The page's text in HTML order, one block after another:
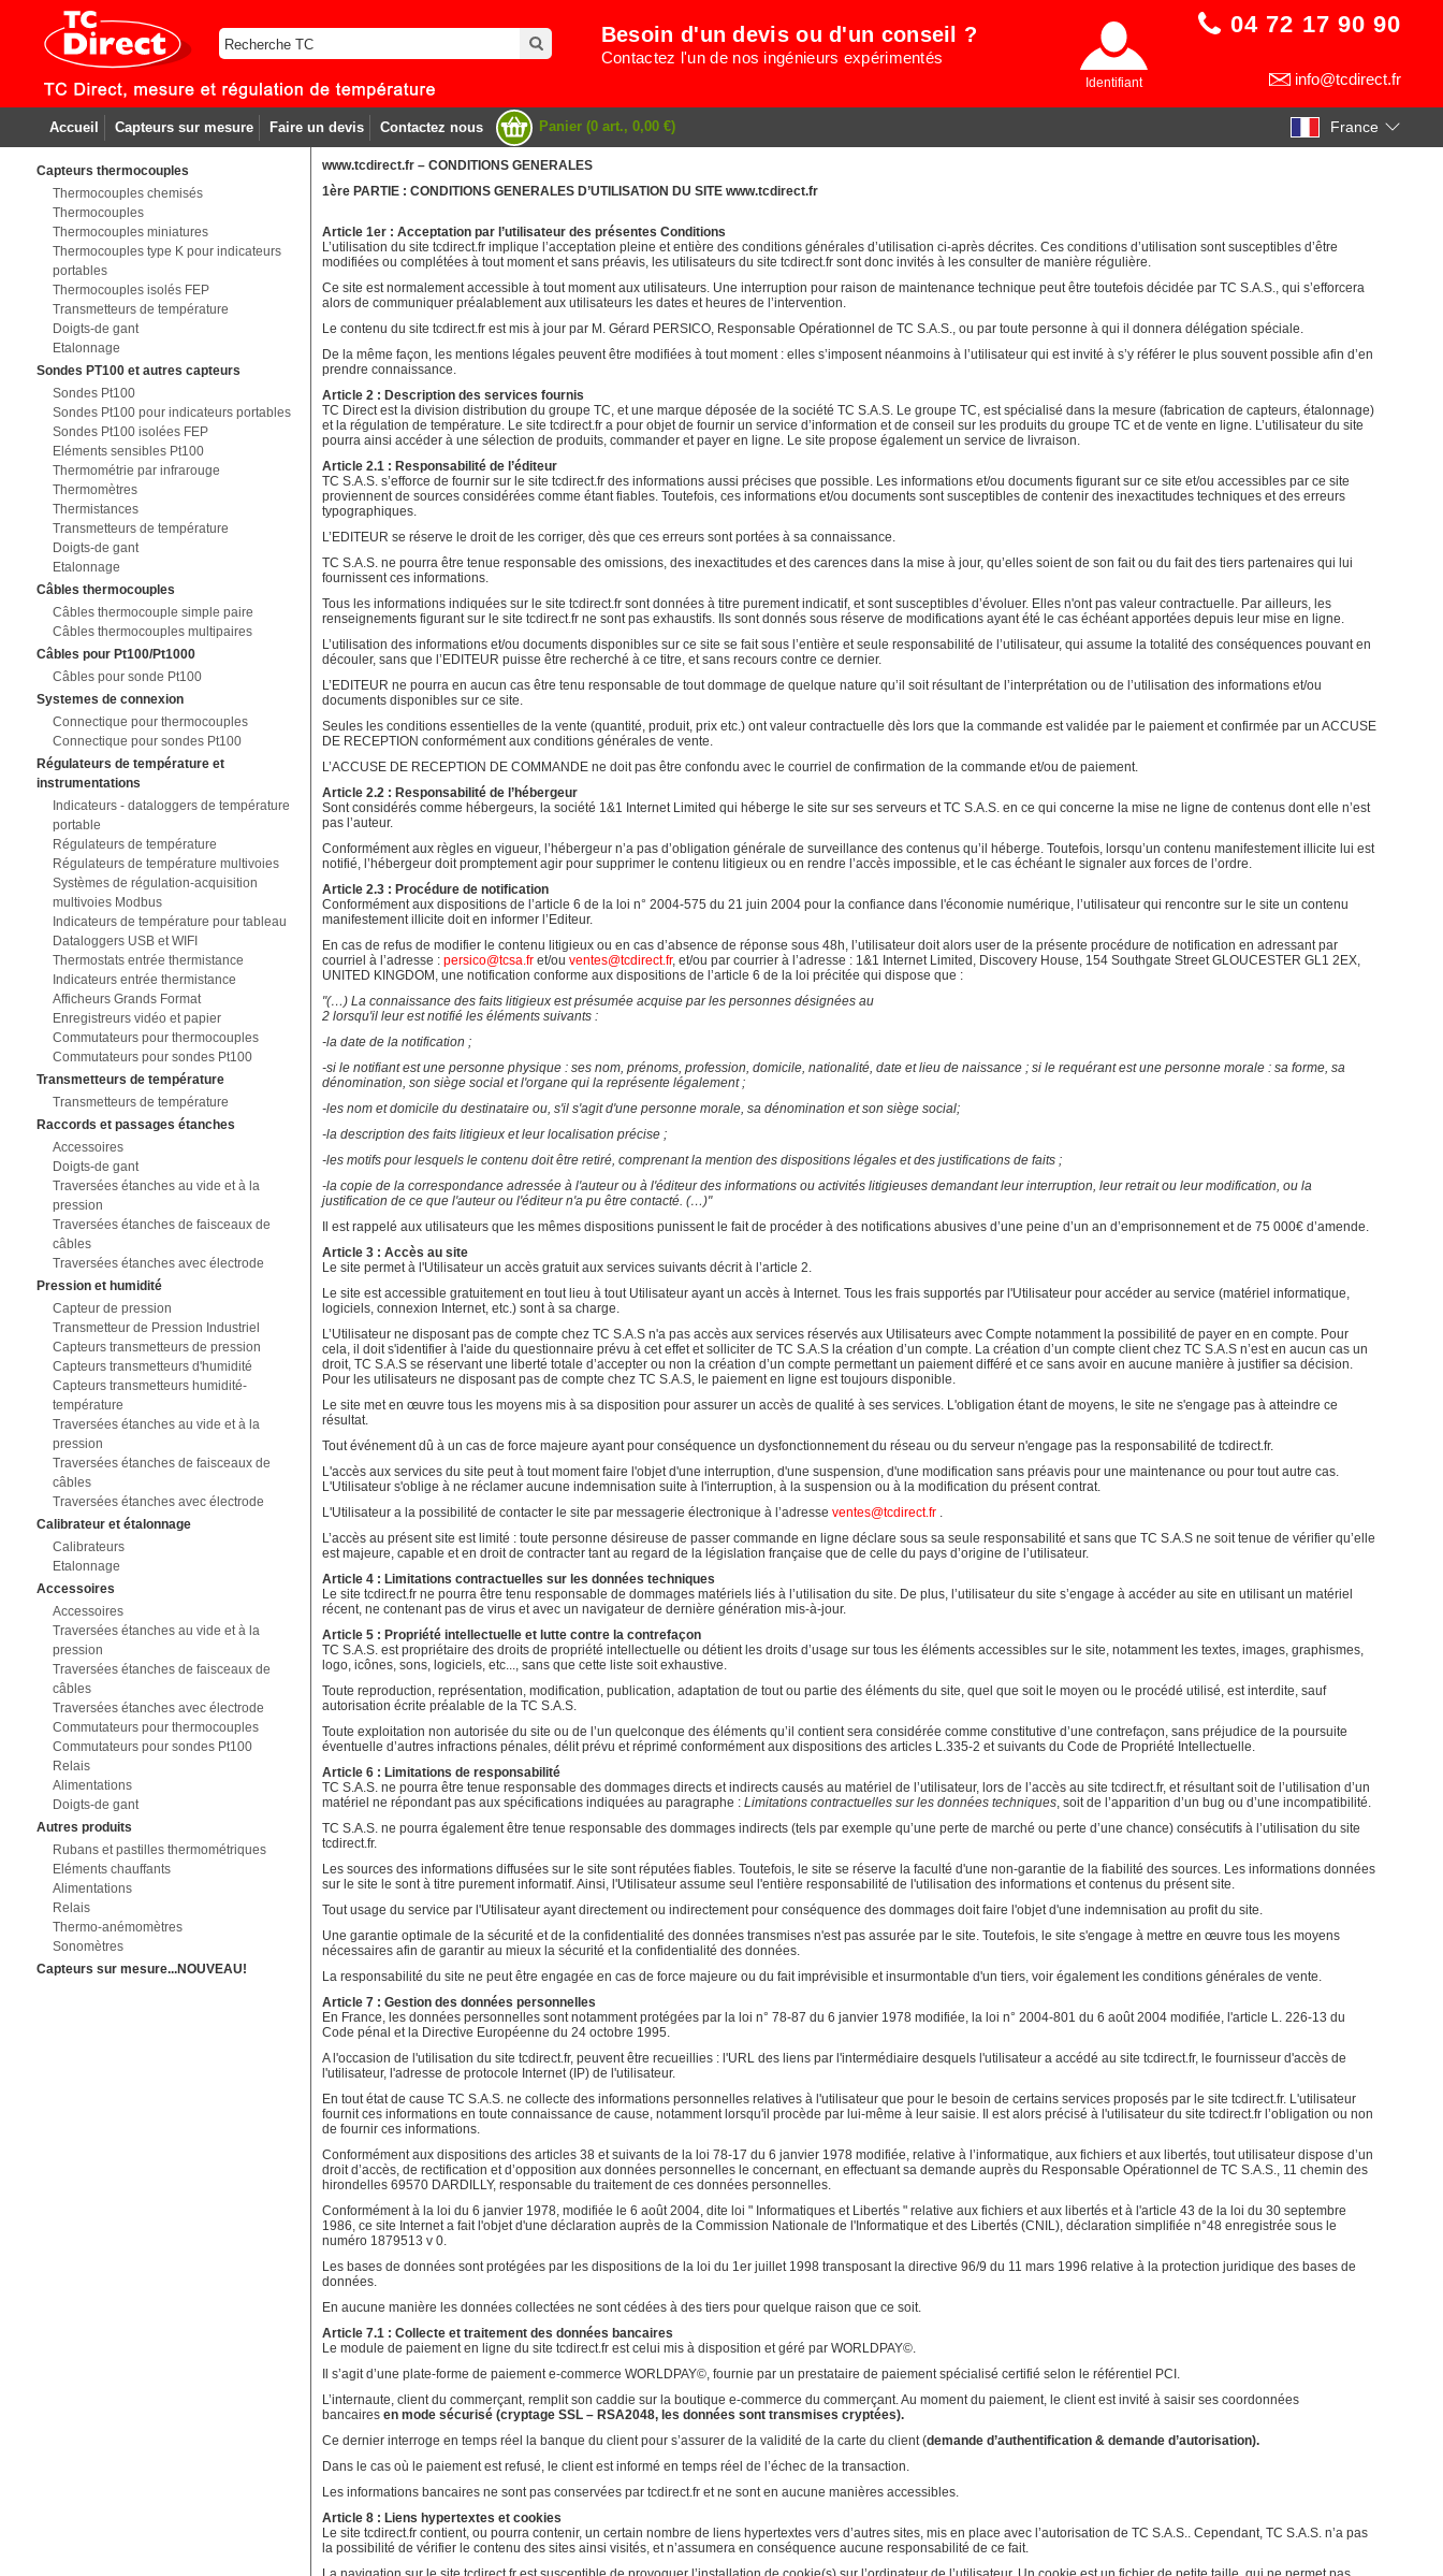
France
04 72 17 90 90
info@tcdirect.fr
Identifiant
Besoin d'un devis ou d'un conseil ?
Contactez l'un de nos ingénieurs expérimentés
Accueil Capteurs sur mesure Faire un devis Contactez nous Panier (0 art., 0,00 €)
Capteurs thermocouples
Thermocouples chemisés
Thermocouples
Thermocouples miniatures
Thermocouples type K pour indicateurs
portables
Thermocouples isolés FEP
Transmetteurs de température
Doigts-de gant
Etalonnage
Sondes PT100 et autres capteurs
Sondes Pt100
Sondes Pt100 pour indicateurs portables
Sondes Pt100 isolées FEP
Eléments sensibles Pt100
Thermométrie par infrarouge
Thermomètres
Thermistances
Transmetteurs de température
Doigts-de gant
Etalonnage
Câbles thermocouples
Câbles thermocouple simple paire
Câbles thermocouples multipaires
Câbles pour Pt100/Pt1000
Câbles pour sonde Pt100
Systemes de connexion
Connectique pour thermocouples
Connectique pour sondes Pt100
Régulateurs de température et
instrumentations
Indicateurs - dataloggers de température
portable
Régulateurs de température
Régulateurs de température multivoies
Systèmes de régulation-acquisition
multivoies Modbus
Indicateurs de température pour tableau
Dataloggers USB et WIFI
Thermostats entrée thermistance
Indicateurs entrée thermistance
Afficheurs Grands Format
Enregistreurs vidéo et papier
Commutateurs pour thermocouples
Commutateurs pour sondes Pt100
Transmetteurs de température
Transmetteurs de température
Raccords et passages étanches
Accessoires
Doigts-de gant
Traversées étanches au vide et à la
pression
Traversées étanches de faisceaux de
câbles
Traversées étanches avec électrode
Pression et humidité
Capteur de pression
Transmetteur de Pression Industriel
Capteurs transmetteurs de pression
Capteurs transmetteurs d'humidité
Capteurs transmetteurs humidité-
température
Traversées étanches au vide et à la
pression
Traversées étanches de faisceaux de
câbles
Traversées étanches avec électrode
Calibrateur et étalonnage
Calibrateurs
Etalonnage
Accessoires
Accessoires
Traversées étanches au vide et à la
pression
Traversées étanches de faisceaux de
câbles
Traversées étanches avec électrode
Commutateurs pour thermocouples
Commutateurs pour sondes Pt100
Relais
Alimentations
Doigts-de gant
Autres produits
Rubans et pastilles thermométriques
Eléments chauffants
Alimentations
Relais
Thermo-anémomètres
Sonomètres
Capteurs sur mesure...NOUVEAU!
www.tcdirect.fr – CONDITIONS GENERALES
1ère PARTIE : CONDITIONS GENERALES D’UTILISATION DU SITE www.tcdirect.fr
Article 1er : Acceptation par l’utilisateur des présentes Conditions
L’utilisation du site tcdirect.fr implique l’acceptation pleine et entière des conditions générales d’utilisation ci-après décrites. Ces conditions d’utilisation sont susceptibles d’être
modifiées ou complétées à tout moment et sans préavis, les utilisateurs du site tcdirect.fr sont donc invités à les consulter de manière régulière.
Ce site est normalement accessible à tout moment aux utilisateurs. Une interruption pour raison de maintenance technique peut être toutefois décidée par TC S.A.S., qui s’efforcera
alors de communiquer préalablement aux utilisateurs les dates et heures de l’intervention.
Le contenu du site tcdirect.fr est mis à jour par M. Gérard PERSICO, Responsable Opérationnel de TC S.A.S., ou par toute personne à qui il donnera délégation spéciale.
De la même façon, les mentions légales peuvent être modifiées à tout moment : elles s’imposent néanmoins à l’utilisateur qui est invité à s’y référer le plus souvent possible afin d’en
prendre connaissance.
Article 2 : Description des services fournis
TC Direct est la division distribution du groupe TC, et une marque déposée de la société TC S.A.S. Le groupe TC, est spécialisé dans la mesure (fabrication de capteurs, étalonnage)
et la régulation de température. Le site tcdirect.fr a pour objet de fournir un service d’information et de conseil sur les produits du groupe TC et de vente en ligne. L’utilisateur du site
pourra ainsi accéder à une sélection de produits, commander et payer en ligne. Le site propose également un service de livraison.
Article 2.1 : Responsabilité de l’éditeur
TC S.A.S. s’efforce de fournir sur le site tcdirect.fr des informations aussi précises que possible. Les informations et/ou documents figurant sur ce site et/ou accessibles par ce site
proviennent de sources considérées comme étant fiables. Toutefois, ces informations et/ou documents sont susceptibles de contenir des inexactitudes techniques et des erreurs
typographiques.
L’EDITEUR se réserve le droit de les corriger, dès que ces erreurs sont portées à sa connaissance.
TC S.A.S. ne pourra être tenue responsable des omissions, des inexactitudes et des carences dans la mise à jour, qu’elles soient de son fait ou du fait des tiers partenaires qui lui
fournissent ces informations.
Tous les informations indiquées sur le site tcdirect.fr sont données à titre purement indicatif, et sont susceptibles d’évoluer. Elles n'ont pas valeur contractuelle. Par ailleurs, les
renseignements figurant sur le site tcdirect.fr ne sont pas exhaustifs. Ils sont donnés sous réserve de modifications ayant été le cas échéant apportées depuis leur mise en ligne.
L’utilisation des informations et/ou documents disponibles sur ce site se fait sous l’entière et seule responsabilité de l’utilisateur, qui assume la totalité des conséquences pouvant en
découler, sans que l’EDITEUR puisse être recherché à ce titre, et sans recours contre ce dernier.
L’EDITEUR ne pourra en aucun cas être tenu responsable de tout dommage de quelque nature qu’il soit résultant de l’interprétation ou de l’utilisation des informations et/ou
documents disponibles sur ce site.
Seules les conditions essentielles de la vente (quantité, produit, prix etc.) ont valeur contractuelle dès lors que la commande est validée par le paiement et confirmée par un ACCUSE
DE RECEPTION conformément aux conditions générales de vente.
L’ACCUSE DE RECEPTION DE COMMANDE ne doit pas être confondu avec le courriel de confirmation de la commande et/ou de paiement.
Article 2.2 : Responsabilité de l’hébergeur
Sont considérés comme hébergeurs, la société 1&1 Internet Limited qui héberge le site sur ses serveurs et TC S.A.S. en ce qui concerne la mise ne ligne de contenus dont elle n’est
pas l’auteur.
Conformément aux règles en vigueur, l’hébergeur n’a pas d’obligation générale de surveillance des contenus qu’il héberge. Toutefois, lorsqu’un contenu manifestement illicite lui est
notifié, l’hébergeur doit promptement agir pour supprimer le contenu litigieux ou en rendre l’accès impossible, et le cas échéant le signaler aux forces de l’ordre.
Article 2.3 : Procédure de notification
Conformément aux dispositions de l’article 6 de la loi n° 2004-575 du 21 juin 2004 pour la confiance dans l'économie numérique, l’utilisateur qui rencontre sur le site un contenu
manifestement illicite doit en informer l’Editeur.
En cas de refus de modifier le contenu litigieux ou en cas d’absence de réponse sous 48h, l’utilisateur doit alors user de la présente procédure de notification en adressant par
courriel à l’adresse : persico@tcsa.fret/ou ventes@tcdirect.fr, et/ou par courrier à l’adresse : 1&1 Internet Limited, Discovery House, 154 Southgate Street GLOUCESTER GL1 2EX,
UNITED KINGDOM, une notification conforme aux dispositions de l’article 6 de la loi précitée qui dispose que :
"(…) La connaissance des faits litigieux est présumée acquise par les personnes désignées au
2 lorsqu'il leur est notifié les éléments suivants :
-la date de la notification ;
-si le notifiant est une personne physique : ses nom, prénoms, profession, domicile, nationalité, date et lieu de naissance ; si le requérant est une personne morale : sa forme, sa
dénomination, son siège social et l'organe qui la représente légalement ;
-les nom et domicile du destinataire ou, s'il s'agit d'une personne morale, sa dénomination et son siège social;
-la description des faits litigieux et leur localisation précise ;
-les motifs pour lesquels le contenu doit être retiré, comprenant la mention des dispositions légales et des justifications de faits ;
-la copie de la correspondance adressée à l'auteur ou à l'éditeur des informations ou activités litigieuses demandant leur interruption, leur retrait ou leur modification, ou la
justification de ce que l'auteur ou l'éditeur n'a pu être contacté. (…)"
Il est rappelé aux utilisateurs que les mêmes dispositions punissent le fait de procéder à des notifications abusives d’une peine d’un an d’emprisonnement et de 75 000€ d’amende.
Article 3 : Accès au site
Le site permet à l'Utilisateur un accès gratuit aux services suivants décrit à l’article 2.
Le site est accessible gratuitement en tout lieu à tout Utilisateur ayant un accès à Internet. Tous les frais supportés par l'Utilisateur pour accéder au service (matériel informatique,
logiciels, connexion Internet, etc.) sont à sa charge.
L’Utilisateur ne disposant pas de compte chez TC S.A.S n'a pas accès aux services réservés aux Utilisateurs avec Compte notamment la possibilité de payer en en compte. Pour
cela, il doit s'identifier à l'aide du questionnaire prévu à cet effet et solliciter de TC S.A.S la création d’un compte. La création d’un compte client chez TC S.A.S n’est en aucun cas un
droit, TC S.A.S se réservant une liberté totale d’accepter ou non la création d’un compte permettant un paiement différé et ce sans avoir en aucune manière à justifier sa décision.
Pour les utilisateurs ne disposant pas de compte chez TC S.A.S, le paiement en ligne est toujours disponible.
Le site met en œuvre tous les moyens mis à sa disposition pour assurer un accès de qualité à ses services. L'obligation étant de moyens, le site ne s'engage pas à atteindre ce
résultat.
Tout événement dû à un cas de force majeure ayant pour conséquence un dysfonctionnement du réseau ou du serveur n'engage pas la responsabilité de tcdirect.fr.
L'accès aux services du site peut à tout moment faire l'objet d'une interruption, d'une suspension, d'une modification sans préavis pour une maintenance ou pour tout autre cas.
L'Utilisateur s'oblige à ne réclamer aucune indemnisation suite à l'interruption, à la suspension ou à la modification du présent contrat.
L'Utilisateur a la possibilité de contacter le site par messagerie électronique à l’adresse ventes@tcdirect.fr.
L’accès au présent site est limité : toute personne désireuse de passer commande en ligne déclare sous sa seule responsabilité et sans que TC S.A.S ne soit tenue de vérifier qu’elle
est majeure, capable et en droit de contracter tant au regard de la législation française que de celle du pays d’origine de l’utilisateur.
Article 4 : Limitations contractuelles sur les données techniques
Le site tcdirect.fr ne pourra être tenu responsable de dommages matériels liés à l’utilisation du site. De plus, l’utilisateur du site s’engage à accéder au site en utilisant un matériel
récent, ne contenant pas de virus et avec un navigateur de dernière génération mis-à-jour.
Article 5 : Propriété intellectuelle et lutte contre la contrefaçon
TC S.A.S. est propriétaire des droits de propriété intellectuelle ou détient les droits d’usage sur tous les éléments accessibles sur le site, notamment les textes, images, graphismes,
logo, icônes, sons, logiciels, etc..., sans que cette liste soit exhaustive.
Toute reproduction, représentation, modification, publication, adaptation de tout ou partie des éléments du site, quel que soit le moyen ou le procédé utilisé, est interdite, sauf
autorisation écrite préalable de la TC S.A.S.
Toute exploitation non autorisée du site ou de l’un quelconque des éléments qu’il contient sera considérée comme constitutive d’une contrefaçon, sans préjudice de la poursuite
éventuelle d’autres infractions pénales, délit prévu et réprimé conformément aux dispositions des articles L.335-2 et suivants du Code de Propriété Intellectuelle.
Article 6 : Limitations de responsabilité
TC S.A.S. ne pourra être tenue responsable des dommages directs et indirects causés au matériel de l’utilisateur, lors de l’accès au site tcdirect.fr, et résultant soit de l’utilisation d’un
matériel ne répondant pas aux spécifications indiquées au paragraphe : Limitations contractuelles sur les données techniques, soit de l’apparition d’un bug ou d’une incompatibilité.
TC S.A.S. ne pourra également être tenue responsable des dommages indirects (tels par exemple qu’une perte de marché ou perte d’une chance) consécutifs à l’utilisation du site
tcdirect.fr.
Les sources des informations diffusées sur le site sont réputées fiables. Toutefois, le site se réserve la faculté d'une non-garantie de la fiabilité des sources. Les informations données
sur le site le sont à titre purement informatif. Ainsi, l'Utilisateur assume seul l'entière responsabilité de l'utilisation des informations et contenus du présent site.
Tout usage du service par l'Utilisateur ayant directement ou indirectement pour conséquence des dommages doit faire l'objet d'une indemnisation au profit du site.
Une garantie optimale de la sécurité et de la confidentialité des données transmises n'est pas assurée par le site. Toutefois, le site s'engage à mettre en œuvre tous les moyens
nécessaires afin de garantir au mieux la sécurité et la confidentialité des données.
La responsabilité du site ne peut être engagée en cas de force majeure ou du fait imprévisible et insurmontable d'un tiers, voir également les conditions générales de vente.
Article 7 : Gestion des données personnelles
En France, les données personnelles sont notamment protégées par la loi n° 78-87 du 6 janvier 1978 modifiée, la loi n° 2004-801 du 6 août 2004 modifiée, l'article L. 226-13 du
Code pénal et la Directive Européenne du 24 octobre 1995.
A l'occasion de l'utilisation du site tcdirect.fr, peuvent être recueillies : l'URL des liens par l'intermédiaire desquels l'utilisateur a accédé au site tcdirect.fr, le fournisseur d'accès de
l'utilisateur, l'adresse de protocole Internet (IP) de l'utilisateur.
En tout état de cause TC S.A.S. ne collecte des informations personnelles relatives à l'utilisateur que pour le besoin de certains services proposés par le site tcdirect.fr. L'utilisateur
fournit ces informations en toute connaissance de cause, notamment lorsqu'il procède par lui-même à leur saisie. Il est alors précisé à l'utilisateur du site tcdirect.fr l’obligation ou non
de fournir ces informations.
Conformément aux dispositions des articles 38 et suivants de la loi 78-17 du 6 janvier 1978 modifiée, relative à l’informatique, aux fichiers et aux libertés, tout utilisateur dispose d’un
droit d’accès, de rectification et d’opposition aux données personnelles le concernant, en effectuant sa demande auprès du Responsable Opérationnel de TC S.A.S., 11 chemin des
hirondelles 69570 DARDILLY, responsable du traitement de ces données personnelles.
Conformément à la loi du 6 janvier 1978, modifiée le 6 août 2004, dite loi " Informatiques et Libertés " relative aux fichiers et aux libertés et à l'article 43 de la loi du 30 septembre
1986, ce site Internet a fait l'objet d'une déclaration auprès de la Commission Nationale de l'Informatique et des Libertés (CNIL), déclaration simplifiée n°48 enregistrée sous le
numéro 1879513 v 0.
Les bases de données sont protégées par les dispositions de la loi du 1er juillet 1998 transposant la directive 96/9 du 11 mars 1996 relative à la protection juridique des bases de
données.
En aucune manière les données collectées ne sont cédées à des tiers pour quelque raison que ce soit.
Article 7.1 : Collecte et traitement des données bancaires
Le module de paiement en ligne du site tcdirect.fr est celui mis à disposition et géré par WORLDPAY©.
Il s’agit d’une plate-forme de paiement e-commerce WORLDPAY©, fournie par un prestataire de paiement spécialisé certifié selon le référentiel PCI.
L’internaute, client du commerçant, remplit son caddie sur la boutique e-commerce du commerçant. Au moment du paiement, le client est invité à saisir ses coordonnées
bancaires en mode sécurisé (cryptage SSL – RSA2048, les données sont transmises cryptées).
Ce dernier interroge en temps réel la banque du client pour s’assurer de la validité de la carte du client (demande d’authentification & demande d’autorisation).
Dans le cas où le paiement est refusé, le client est informé en temps réel de l’échec de la transaction.
Les informations bancaires ne sont pas conservées par tcdirect.fr et ne sont en aucune manières accessibles.
Article 8 : Liens hypertextes et cookies
Le site tcdirect.fr contient, ou pourra contenir, un certain nombre de liens hypertextes vers d’autres sites, mis en place avec l’autorisation de TC S.A.S.. Cependant, TC S.A.S. n’a pas
la possibilité de vérifier le contenu des sites ainsi visités, et n’assumera en conséquence aucune responsabilité de ce fait.